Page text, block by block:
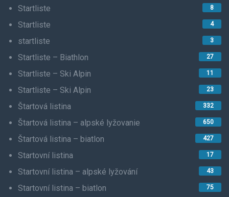
Startliste 8
Startliste 4
startliste 3
Startliste – Biathlon 27
Startliste – Ski Alpin 11
Startliste – Ski Alpin 23
Štartová listina 332
Štartová listina – alpské lyžovanie 650
Štartová listina – biatlon 427
Startovní listina 17
Startovní listina – alpské lyžování 43
Startovní listina – biatlon 75